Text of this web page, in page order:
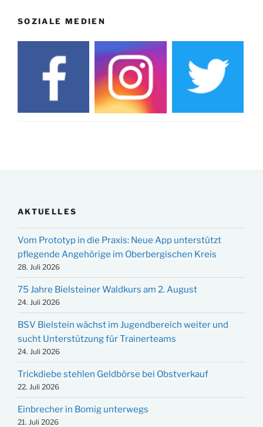
SOZIALE MEDIEN
AKTUELLES
Vom Prototyp in die Praxis: Neue App unterstützt
pflegende Angehörige im Oberbergischen Kreis
28. Juli 2026
75 Jahre Bielsteiner Waldkurs am 2. August
24. Juli 2026
BSV Bielstein wächst im Jugendbereich weiter und
sucht Unterstützung für Trainerteams
24. Juli 2026
Trickdiebe stehlen Geldbörse bei Obstverkauf
22. Juli 2026
Einbrecher in Bomig unterwegs
21. Juli 2026